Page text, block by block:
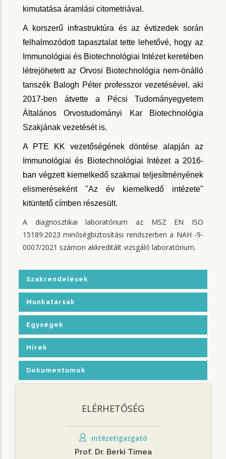
kimutatása áramlási citometriával.
A korszerű infrastruktúra és az évtizedek során
felhalmozódott tapasztalat tette lehetővé, hogy az
Immunológiai és Biotechnológiai Intézet keretében
létrejöhetett az Orvosi Biotechnológia nem-önálló
tanszék Balogh Péter professzor vezetésével, aki
2017-ben átvette a Pécsi Tudományegyetem
Általános Orvostudományi Kar Biotechnológia
Szakjának vezetését is.
A PTE KK vezetőségének döntése alapján az
Immunológiai és Biotechnológiai Intézet a 2016-
ban végzett kiemelkedő szakmai teljesítményének
elismeréseként "Az év kiemelkedő intézete"
kitüntető címben részesült.
A diagnosztikai laboratórium az MSZ EN ISO
15189:2023 minőségbiztosítási rendszerben a NAH -9-
0007/2021 számon akkreditált vizsgáló laboratórium.
Szakrendelések
Munkatársak
Egységek
Hírek
Dokumentumok
ELÉRHETŐSÉG
intézetigazgató
Prof. Dr. Berki Timea